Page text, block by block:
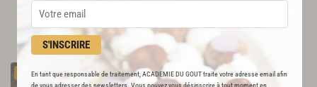
S'INSCRIRE
En tant que responsable de traitement, ACADEMIE DU GOUT traite votre adresse email afin
de vous adresser des newsletters. Vous pouvez vous désinscrire à tout moment en
L'ACADÉMIE DU GOÛT VOUS
RECOMMANDE
PREMIUM
Galettes de maïs, œufs de saumon, aneth,
mâche